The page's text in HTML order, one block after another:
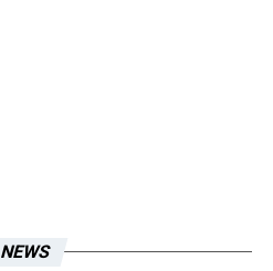
internazionale di
NEWS